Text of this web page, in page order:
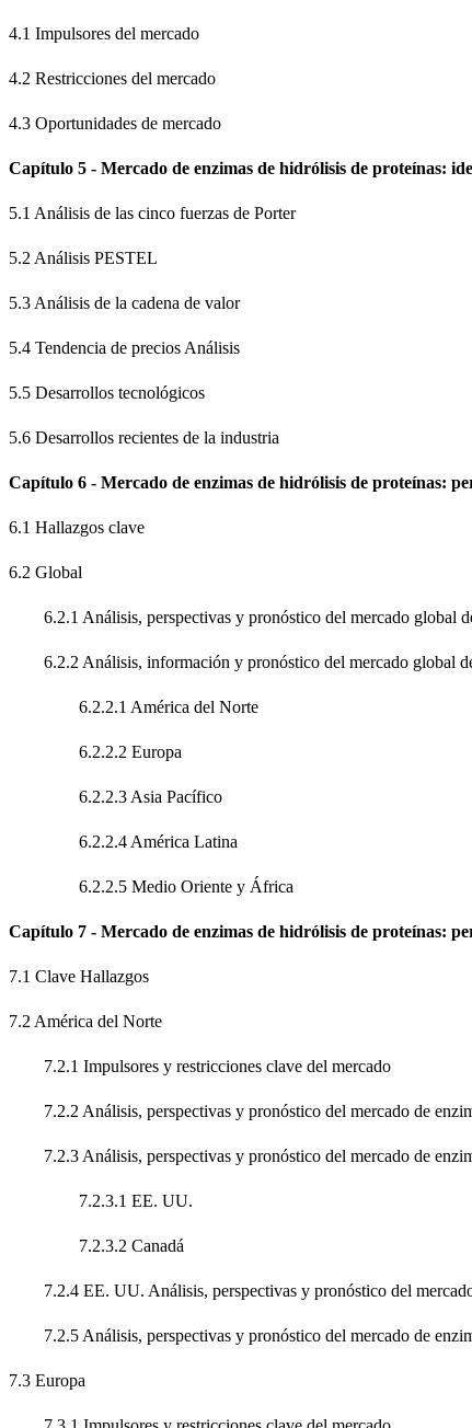
4.1 Impulsores del mercado
4.2 Restricciones del mercado
4.3 Oportunidades de mercado
Capítulo 5 - Mercado de enzimas de hidrólisis de proteínas:
5.1 Análisis de las cinco fuerzas de Porter
5.2 Análisis PESTEL
5.3 Análisis de la cadena de valor
5.4 Tendencia de precios Análisis
5.5 Desarrollos tecnológicos
5.6 Desarrollos recientes de la industria
Capítulo 6 - Mercado de enzimas de hidrólisis de proteínas:
6.1 Hallazgos clave
6.2 Global
6.2.1 Análisis, perspectivas y pronóstico del mercado global
6.2.2 Análisis, información y pronóstico del mercado global
6.2.2.1 América del Norte
6.2.2.2 Europa
6.2.2.3 Asia Pacífico
6.2.2.4 América Latina
6.2.2.5 Medio Oriente y África
Capítulo 7 - Mercado de enzimas de hidrólisis de proteínas:
7.1 Clave Hallazgos
7.2 América del Norte
7.2.1 Impulsores y restricciones clave del mercado
7.2.2 Análisis, perspectivas y pronóstico del mercado de
7.2.3 Análisis, perspectivas y pronóstico del mercado de
7.2.3.1 EE. UU.
7.2.3.2 Canadá
7.2.4 EE. UU. Análisis, perspectivas y pronóstico del mercado
7.2.5 Análisis, perspectivas y pronóstico del mercado de
7.3 Europa